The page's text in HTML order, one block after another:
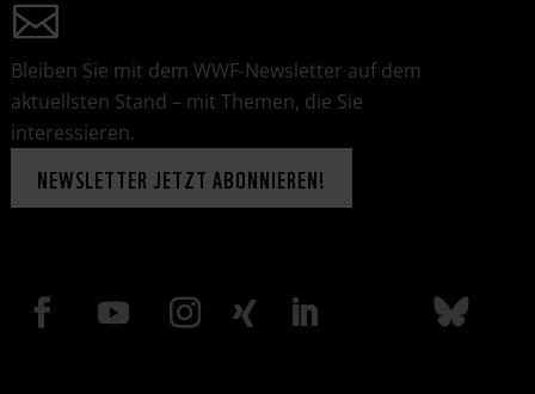
Bleiben Sie mit dem WWF-Newsletter auf dem
aktuellsten Stand – mit Themen, die Sie
interessieren.
NEWSLETTER JETZT ABONNIEREN!